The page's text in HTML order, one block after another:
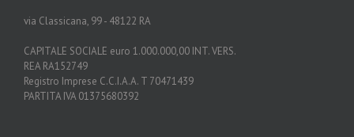
via Classicana, 99 - 48122 RA
CAPITALE SOCIALE euro 1.000.000,00 INT. VERS.
REA RA152749
Registro Imprese C.C.I.A.A. T 70471439
PARTITA IVA 01375680392